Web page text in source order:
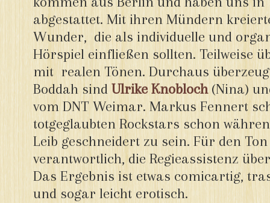
abgestattet. Mit ihren Mündern
Wunder, die als individuelle und
Hörspiel einfließen sollten. Teilweise
mit realen Tönen. Durchaus
Boddah sind Ulrike Knobloch(Nina)
vom DNT Weimar. Markus Fennert
totgeglaubten Rockstars schon
Leib geschneidert zu sein. Für den
verantwortlich, die Regieassistenz
Das Ergebnis ist etwas comicartig,
und sogar leicht erotisch.